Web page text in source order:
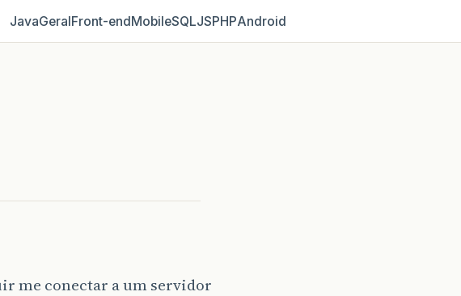
JavaGeralFront‑endMobileSQLJSPHPAndroid
me conectar a um servidor